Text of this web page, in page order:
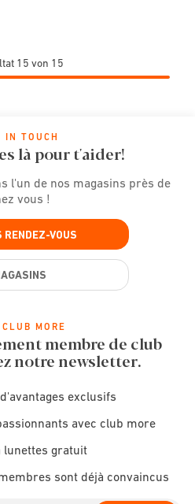
15 von 15
IN TOUCH
là pour t'aider!
l'un de nos magasins près de
vous !
RENDEZ-VOUS
MORE
membre de club
notre newsletter.
exclusifs
avec club more
lunettes gratuit
sont déjà convaincus